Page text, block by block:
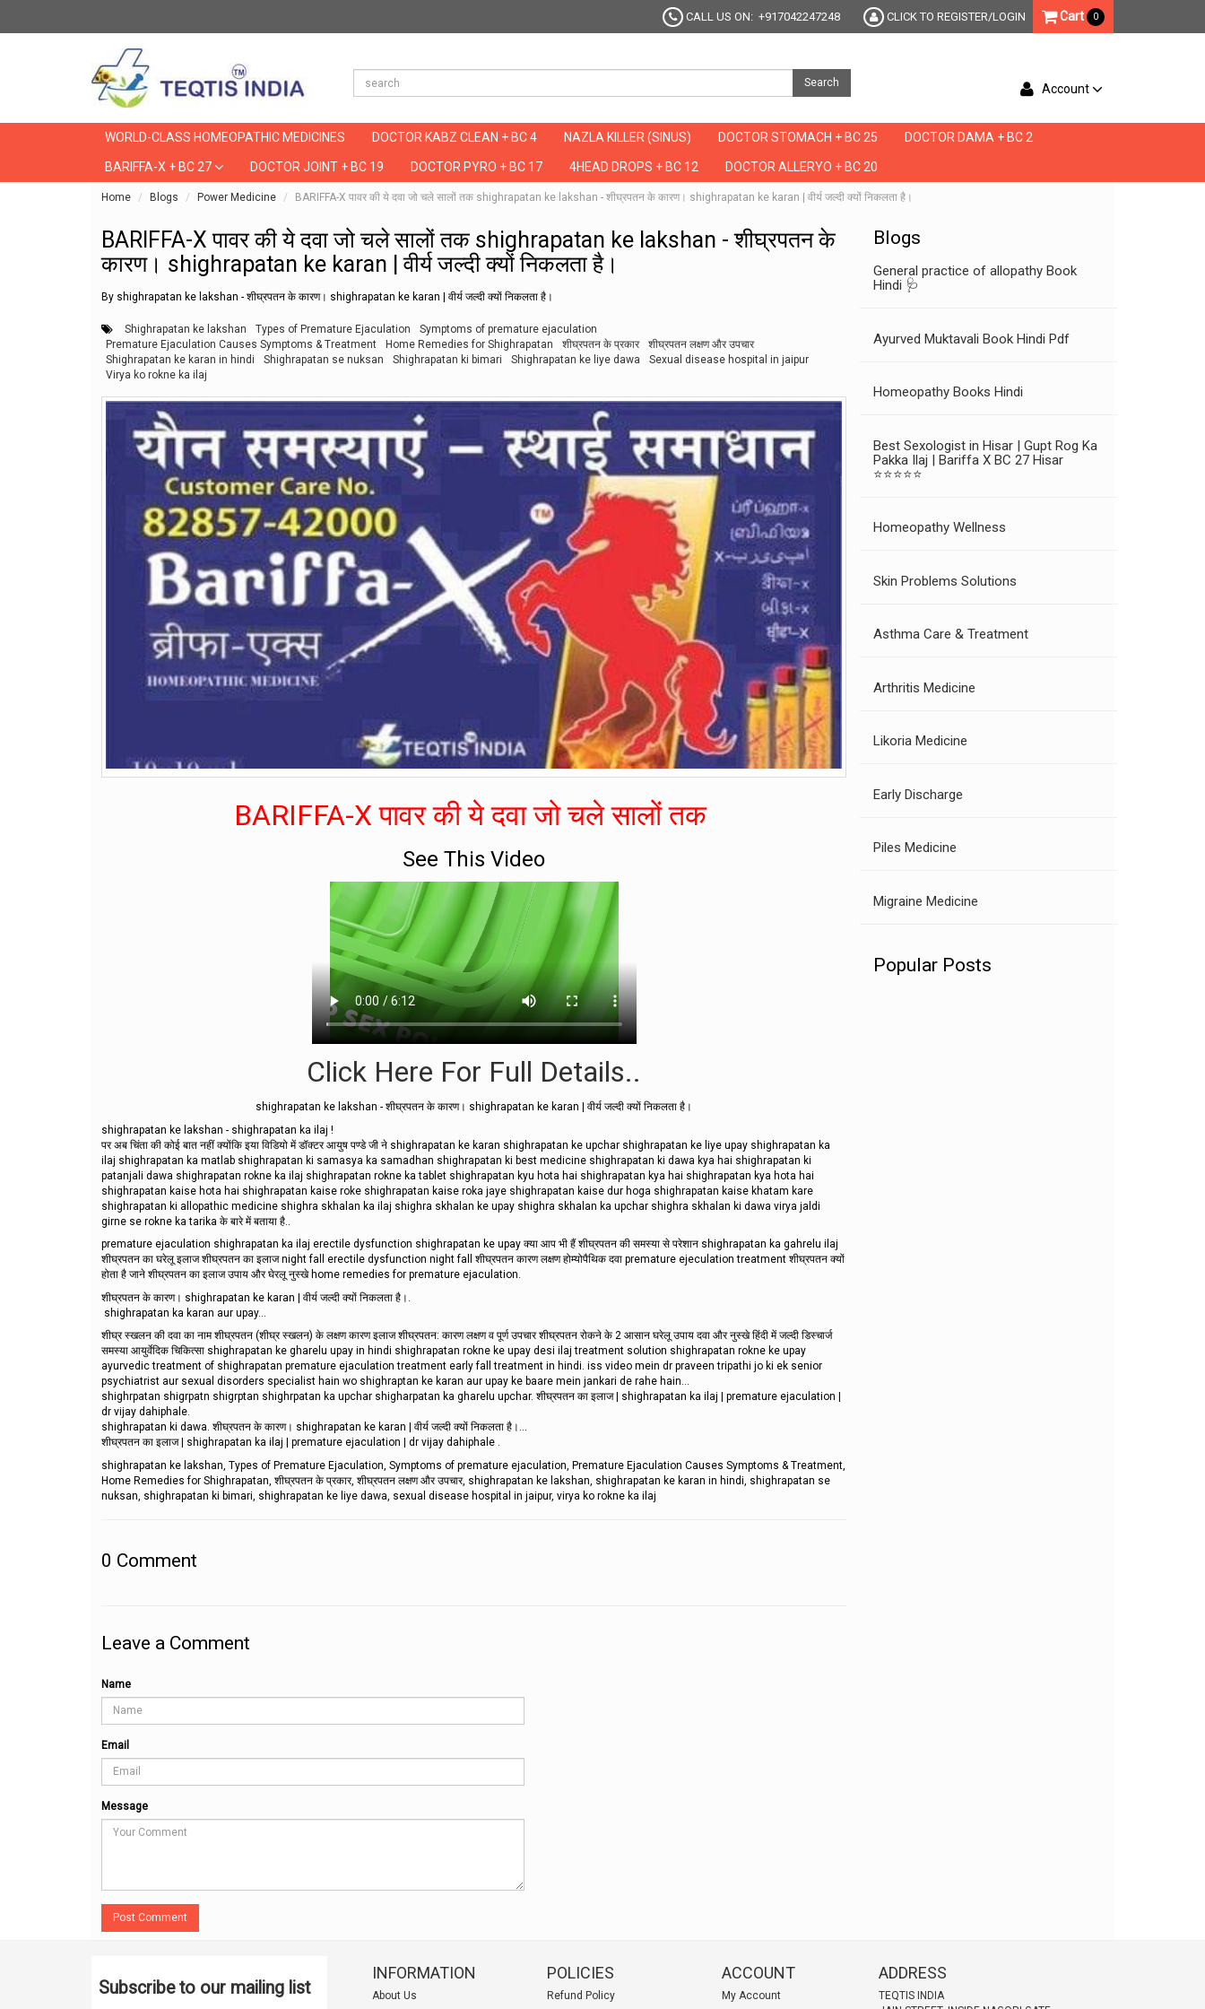
CALL US ON: +917042247248 CLICK TO REGISTER/LOGIN Cart 0
Search Account
WORLD-CLASS HOMEOPATHIC MEDICINES DOCTOR KABZ CLEAN + BC 4 NAZLA KILLER (SINUS) DOCTOR STOMACH + BC 25 DOCTOR DAMA + BC 2
BARIFFA-X + BC 27 DOCTOR JOINT + BC 19 DOCTOR PYRO + BC 17 4HEAD DROPS + BC 12 DOCTOR ALLERYO + BC 20
Home Blogs Power Medicine BARIFFA-X पावर की ये दवा जो चले सालों तक shighrapatan ke lakshan - शीघ्रपतन के कारण। shighrapatan ke karan | वीर्य जल्दी क्यों निकलता है।
BARIFFA-X पावर की ये दवा जो चले सालों तक shighrapatan ke lakshan - शीघ्रपतन के
कारण। shighrapatan ke karan | वीर्य जल्दी क्यों निकलता है।
By shighrapatan ke lakshan - शीघ्रपतन के कारण। shighrapatan ke karan | वीर्य जल्दी क्यों निकलता है।
Shighrapatan ke lakshan Types of Premature Ejaculation
Symptoms of premature ejaculation
Premature Ejaculation Causes Symptoms & Treatment
Home Remedies for Shighrapatan शीघ्रपतन के प्रकार
शीघ्रपतन लक्षण और उपचार
Shighrapatan ke karan in hindi
Shighrapatan se nuksan Shighrapatan ki bimari Shighrapatan ke liye dawa
Sexual disease hospital in jaipur
Virya ko rokne ka ilaj
BARIFFA-X पावर की ये दवा जो चले सालों तक
See This Video
Click Here For Full Details..
shighrapatan ke lakshan - शीघ्रपतन के कारण। shighrapatan ke karan | वीर्य जल्दी क्यों निकलता है।
shighrapatan ke lakshan - shighrapatan ka ilaj !
पर अब चिंता की कोई बात नहीं क्योंकि इया विडियो में डॉक्टर आयुष पण्डे जी ने shighrapatan ke karan shighrapatan ke upchar shighrapatan ke liye upay shighrapatan ka
ilaj shighrapatan ka matlab shighrapatan ki samasya ka samadhan shighrapatan ki best medicine shighrapatan ki dawa kya hai shighrapatan ki
patanjali dawa shighrapatan rokne ka ilaj shighrapatan rokne ka tablet shighrapatan kyu hota hai shighrapatan kya hai shighrapatan kya hota hai
shighrapatan kaise hota hai shighrapatan kaise roke shighrapatan kaise roka jaye shighrapatan kaise dur hoga shighrapatan kaise khatam kare
shighrapatan ki allopathic medicine shighra skhalan ka ilaj shighra skhalan ke upay shighra skhalan ka upchar shighra skhalan ki dawa virya jaldi
girne se rokne ka tarika के बारे में बताया है..
premature ejaculation shighrapatan ka ilaj erectile dysfunction shighrapatan ke upay क्या आप भी हैं शीघ्रपतन की समस्या से परेशान shighrapatan ka gahrelu ilaj
शीघ्रपतन का घरेलू इलाज शीघ्रपतन का इलाज night fall erectile dysfunction night fall शीघ्रपतन कारण लक्षण होम्योपैथिक दवा premature ejeculation treatment शीघ्रपतन क्यों
होता है जाने शीघ्रपतन का इलाज उपाय और घेरलू नुस्खे home remedies for premature ejaculation.
शीघ्रपतन के कारण। shighrapatan ke karan | वीर्य जल्दी क्यों निकलता है।.
shighrapatan ka karan aur upay...
शीघ्र स्खलन की दवा का नाम शीघ्रपतन (शीघ्र स्खलन) के लक्षण कारण इलाज शीघ्रपतन: कारण लक्षण व पूर्ण उपचार शीघ्रपतन रोकने के 2 आसान घरेलू उपाय दवा और नुस्खे हिंदी में जल्दी डिस्चार्ज
समस्या आयुर्वेदिक चिकित्सा shighrapatan ke gharelu upay in hindi shighrapatan rokne ke upay desi ilaj treatment solution shighrapatan rokne ke upay
ayurvedic treatment of shighrapatan premature ejaculation treatment early fall treatment in hindi. iss video mein dr praveen tripathi jo ki ek senior
psychiatrist aur sexual disorders specialist hain wo shighraptan ke karan aur upay ke baare mein jankari de rahe hain...
shighrpatan shigrpatn shigrptan shighrpatan ka upchar shigharpatan ka gharelu upchar. शीघ्रपतन का इलाज | shighrapatan ka ilaj | premature ejaculation |
dr vijay dahiphale.
shighrapatan ki dawa. शीघ्रपतन के कारण। shighrapatan ke karan | वीर्य जल्दी क्यों निकलता है।...
शीघ्रपतन का इलाज | shighrapatan ka ilaj | premature ejaculation | dr vijay dahiphale .
shighrapatan ke lakshan, Types of Premature Ejaculation, Symptoms of premature ejaculation, Premature Ejaculation Causes Symptoms & Treatment,
Home Remedies for Shighrapatan, शीघ्रपतन के प्रकार, शीघ्रपतन लक्षण और उपचार, shighrapatan ke lakshan, shighrapatan ke karan in hindi, shighrapatan se
nuksan, shighrapatan ki bimari, shighrapatan ke liye dawa, sexual disease hospital in jaipur, virya ko rokne ka ilaj
0 Comment
Leave a Comment
Name
Email
Message
Post Comment
Blogs
General practice of allopathy Book
Hindi 🩺
Ayurved Muktavali Book Hindi Pdf
Homeopathy Books Hindi
Best Sexologist in Hisar | Gupt Rog Ka
Pakka Ilaj | Bariffa X BC 27 Hisar
⭐⭐⭐⭐⭐
Homeopathy Wellness
Skin Problems Solutions
Asthma Care & Treatment
Arthritis Medicine
Likoria Medicine
Early Discharge
Piles Medicine
Migraine Medicine
Popular Posts
Subscribe to our mailing list
INFORMATION
About Us
POLICIES
Refund Policy
ACCOUNT
My Account
ADDRESS
TEQTIS INDIA